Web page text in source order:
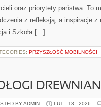
oraz priorytety państwa. To
z refleksją, a inspiracje z
i Szkoła […]
PRZYSZŁOŚĆ MOBILNOŚCI
BY ADMIN LUT - 13 - 2026